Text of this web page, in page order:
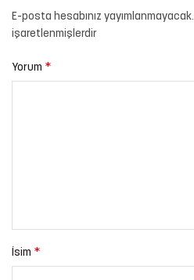
E-posta hesabınız yayımlanmayacak.
işaretlenmişlerdir
Yorum *
İsim *